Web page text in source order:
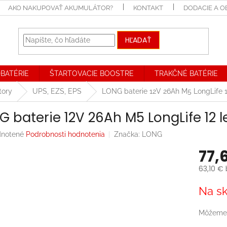
AKO NAKUPOVAŤ AKUMULÁTOR? KONTAKT DODACIE A
HĽADAŤ
ŠTARTOVACIE BOOSTRE TRAKČNÉ BATÉRIE
UPS, EZS, EPS LONG baterie 12V 26Ah M5 LongLife
baterie 12V 26Ah M5 LongLife 12
Podrobnosti hodnotenia Značka: LONG
63,10 €
cena:
Na